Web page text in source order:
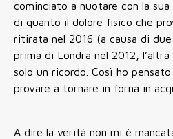
cominciato a nuotare con la
di quanto il dolore fisico che
ritirata nel 2016 (a causa di
prima di Londra nel 2012,
solo un ricordo. Così ho
provare a tornare in forna in
A dire la verità non mi è